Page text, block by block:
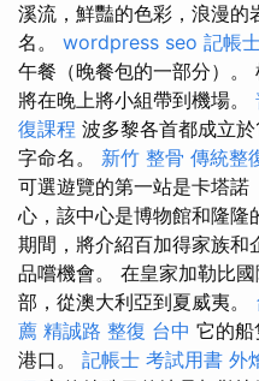
溪流，鮮豔的色彩，浪漫的
名。 wordpress seo 記帳
午餐（晚餐包的一部分）
將在晚上將小組帶到機場。
復課程 波多黎各首都成立
字命名。 新竹 整骨 傳統整
可選遊覽的第一站是卡塔
心，該中心是博物館和隆隆
期間，將介紹百加得家族和
品嚐機會。 在皇家加勒比
部，從澳大利亞到夏威夷。
薦 精誠路 整復 台中 它的
港口。 記帳士 考試用書 外